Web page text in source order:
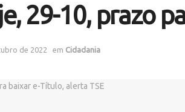
29-10, prazo
de 2022 em Cidadania